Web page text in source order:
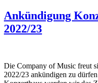
Ankündigung
2022/23
Die Company of Music freut
2022/23 ankündigen zu